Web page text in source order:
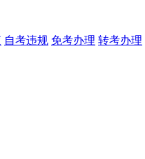
自考违规 免考办理 转考办理